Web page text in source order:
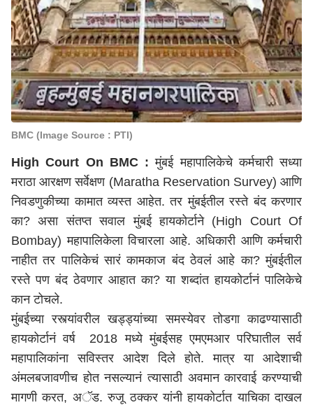
BMC (Image Source : PTI)
High Court On BMC : मुंबई महापालिकेचे कर्मचारी सध्या
मराठा आरक्षण सर्वेक्षण (Maratha Reservation Survey) आणि
निवडणुकीच्या कामात व्यस्त आहेत. तर मुंबईतील रस्ते बंद करणार
का? असा संतप्त सवाल मुंबई हायकोर्टाने (High Court Of
Bombay) महापालिकेला विचारला आहे. अधिकारी आणि कर्मचारी
नाहीत तर पालिकेचं सारं कामकाज बंद ठेवलं आहे का? मुंबईतील
रस्ते पण बंद ठेवणार आहात का? या शब्दांत हायकोर्टानं पालिकेचे
कान टोचले.
मुंबईच्या रस्त्यांवरील खड्ड्यांच्या समस्येवर तोडगा काढण्यासाठी
हायकोर्टानं वर्ष 2018 मध्ये मुंबईसह एमएमआर परिघातील सर्व
महापालिकांना सविस्तर आदेश दिले होते. मात्र या आदेशाची
अंमलबजावणीच होत नसल्यानं त्यासाठी अवमान कारवाई करण्याची
मागणी करत, अॅड. रुजू ठक्कर यांनी हायकोर्टात याचिका दाखल